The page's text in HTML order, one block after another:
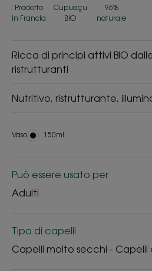
Prodotto
in Francia
Cupuaçu
BIO
96%
naturale
Ricca di principi attivi BIO
ristrutturanti
Nutritivo, ristrutturante,
Vaso Vaso
150ml
Può essere usato per
Adulti
Tipo di capelli
Capelli molto secchi -